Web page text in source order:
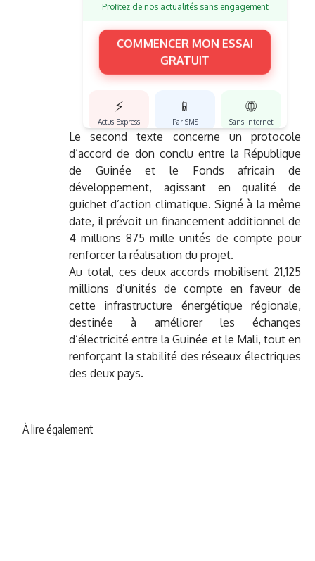
Profitez de nos actualités sans engagement
COMMENCER MON ESSAI
GRATUIT
⚡
Actus Express
📱
Par SMS
🌐
Sans Internet
Le second texte concerne un protocole
d’accord de don conclu entre la République
de Guinée et le Fonds africain de
développement, agissant en qualité de
guichet d’action climatique. Signé à la même
date, il prévoit un financement additionnel de
4 millions 875 mille unités de compte pour
renforcer la réalisation du projet.
Au total, ces deux accords mobilisent 21,125
millions d’unités de compte en faveur de
cette infrastructure énergétique régionale,
destinée à améliorer les échanges
d’électricité entre la Guinée et le Mali, tout en
renforçant la stabilité des réseaux électriques
des deux pays.
À lire également